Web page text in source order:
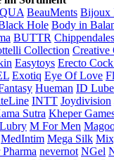
BeauMents Bijoux
Hole Body in
BUTTR Chippendales
Collection Creative
Easytoys Erecto
Exotiq Eye Of Love
Hueman ID Lube
INTT Joydivision
Sutra Kheper
Lubry M For Men
MedIntim Mega Silk
nevernot NGel